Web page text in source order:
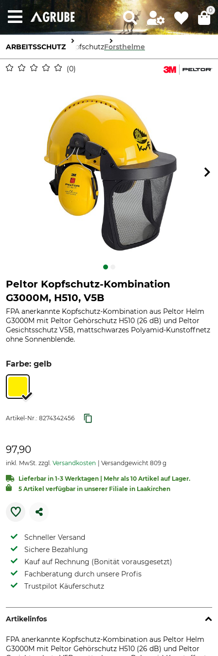
0
ARBEITSSCHUTZ KopfschutzForsthelme
0
Peltor Kopfschutz-Kombination
G3000M, H510, V5B
FPA anerkannte Kopfschutz-Kombination aus Peltor Helm
G3000M mit Peltor Gehörschutz H510 (26 dB) und Peltor
Gesichtsschutz V5B, mattschwarzes Polyamid-Kunstoffnetz
ohne Sonnenblende.
Farbe: gelb
Artikel-Nr.: 8274342456
97,90
inkl. MwSt. zzgl. Versandkosten Versandgewicht 809 g
Lieferbar in 1-3 Werktagen | Mehr als 10 Artikel auf Lager.
5 Artikel verfügbar in unserer Filiale in Laakirchen
Schneller Versand
Sichere Bezahlung
Kauf auf Rechnung (Bonität vorausgesetzt)
Fachberatung durch unsere Profis
Trustpilot Käuferschutz
Artikelinfos
FPA anerkannte Kopfschutz-Kombination aus Peltor Helm
G3000M mit Peltor Gehörschutz H510 (26 dB) und Peltor